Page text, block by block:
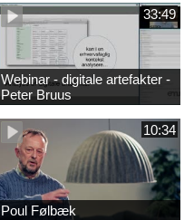
33:49
Webinar - digitale artefakter -
Peter Bruus
10:34
Poul Følbæk